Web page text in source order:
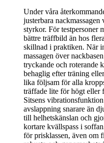
Under våra
justerbara
styrkor. För testpersoner
bättre träffbild än hos
skillnad i praktiken. När
massagen över
tryckande och roterande
behaglig efter träning
lika följsam för alla
träffade lite för högt eller
Sitsens
avslappning snarare än
till helhetskänslan och
kortare kvällspass i
för prisklassen, även om